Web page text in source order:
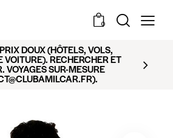
0
DOUX (HÔTELS, VOLS,
VOITURE). RECHERCHER ET
VOYAGES SUR-MESURE